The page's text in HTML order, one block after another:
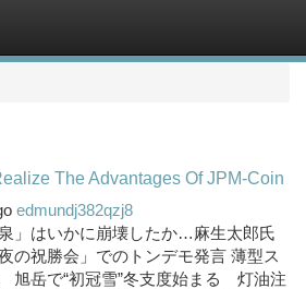
The Advantages Of JPM-Coin
edmundj382qzj8
」はいかに崩壊したか…麻生太郎氏
の祝勝会」でのトンデモ発言 薄型ス
旭岳で“初冠雪”冬支度始まる 灯油注